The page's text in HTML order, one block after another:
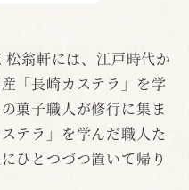
翁軒には、江戸時代か
「長崎カステラ」を学
菓子職人が修行に集ま
テラ」を学んだ職人た
ひとつづつ置いて帰り